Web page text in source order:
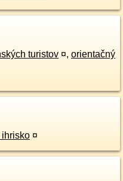
turistov ¤, orientačný
ihrisko ¤